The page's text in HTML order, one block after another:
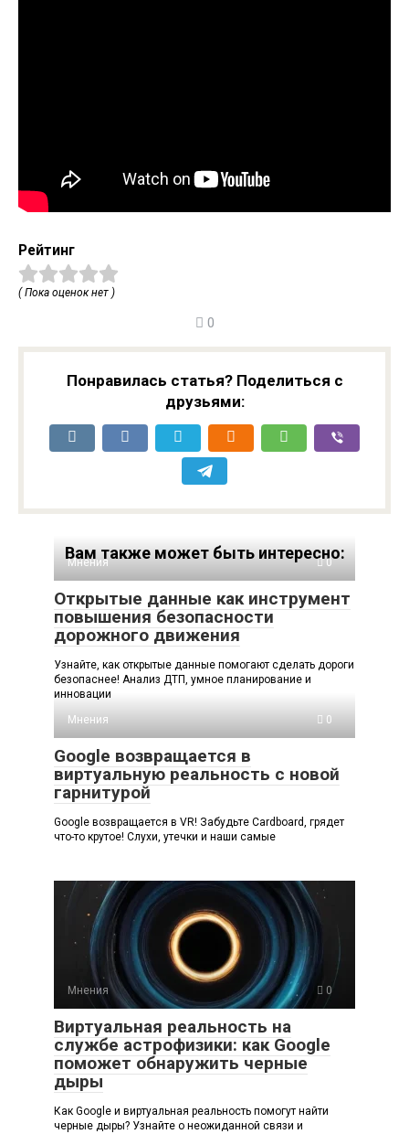
Рейтинг
( Пока оценок нет )
0
Понравилась статья? Поделиться с
друзьями:
Вам также может быть интересно:
Мнения 0
Открытые данные как инструмент
повышения безопасности
дорожного движения
Узнайте, как открытые данные помогают сделать дороги
безопаснее! Анализ ДТП, умное планирование и
инновации
Мнения
0
Google возвращается в
виртуальную реальность с новой
гарнитурой
Google возвращается в VR! Забудьте Cardboard, грядет
что-то крутое! Слухи, утечки и наши самые
Мнения 0
Виртуальная реальность на
службе астрофизики: как Google
поможет обнаружить черные
дыры
Как Google и виртуальная реальность помогут найти
черные дыры? Узнайте о неожиданной связи и